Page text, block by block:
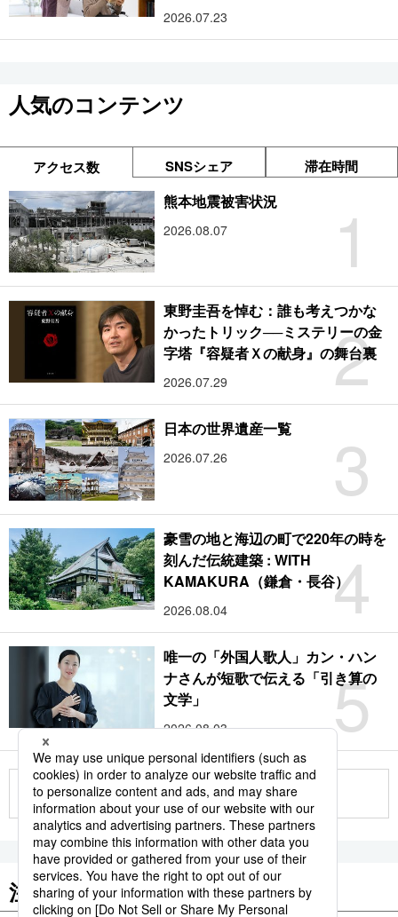
2026.07.23
人気のコンテンツ
アクセス数 SNSシェア 滞在時間
1
熊本地震被害状況
2026.08.07
2
東野圭吾を悼む：誰も考えつかな
かったトリック──ミステリーの金
字塔『容疑者Ｘの献身』の舞台裏
2026.07.29
3
日本の世界遺産一覧
2026.07.26
4
豪雪の地と海辺の町で220年の時を
刻んだ伝統建築 : WITH
KAMAKURA（鎌倉・長谷）
2026.08.04
5
唯一の「外国人歌人」カン・ハン
ナさんが短歌で伝える「引き算の
文学」
2026.08.03
もっと見る
注目のキーワード